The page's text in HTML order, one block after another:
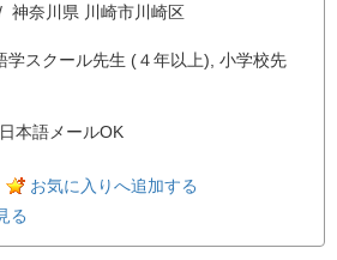
奈川県 川崎市川崎区
学スクール先生 (４年以上), 小学校先
日本語メールOK
お気に入りへ追加する
る